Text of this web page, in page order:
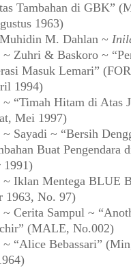
Tambahan di GBK”
1963)
M. Dahlan ~
~ Zuhri & Baskoro ~
Masuk Lemari”
1994)
~ “Timah Hitam di Atas
Mei 1997)
~ Sayadi ~ “Bersih
Buat Pengendara
1991)
~ Iklan Mentega BLUE
1963, No. 97)
~ Cerita Sampul ~
(MALE, No.002)
~ “Alice Bebassari”